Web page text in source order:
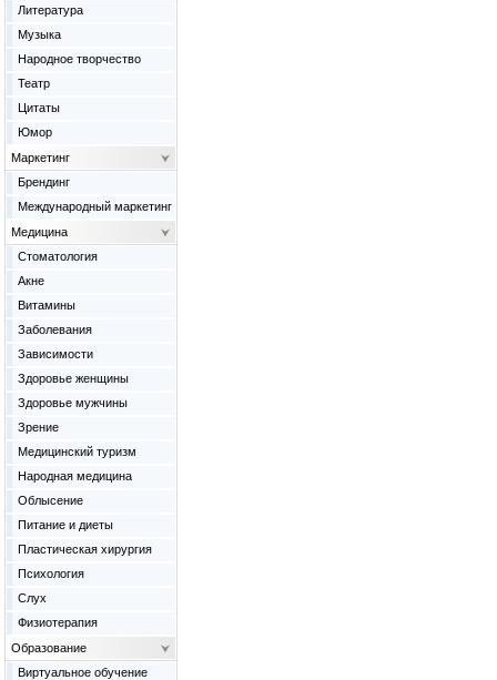
Литература
Музыка
Народное творчество
Театр
Цитаты
Юмор
Маркетинг
Брендинг
Международный маркетинг
Медицина
Cтоматология
Акне
Витамины
Заболевания
Зависимости
Здоровье женщины
Здоровье мужчины
Зрение
Медицинский туризм
Народная медицина
Облысение
Питание и диеты
Пластическая хирургия
Психология
Слух
Физиотерапия
Образование
Виртуальное обучение